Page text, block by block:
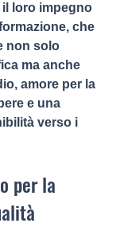
il loro impegno
che
non solo
ma anche
amore per la
e una
verso i
per la